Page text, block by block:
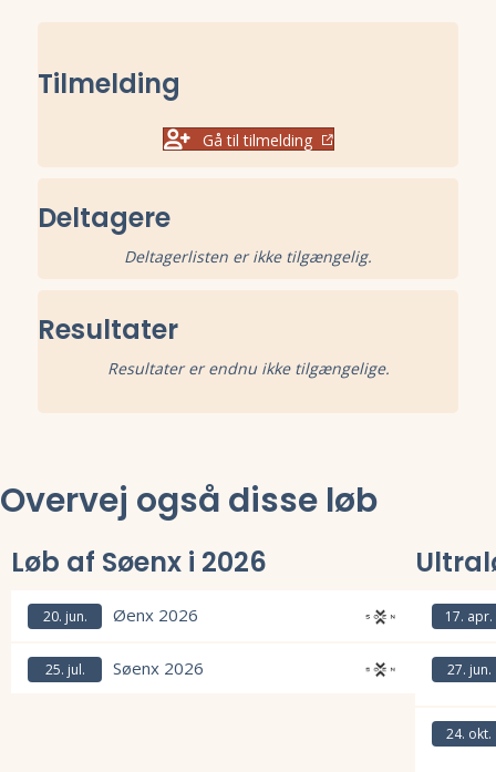
Tilmelding
Gå til tilmelding
Deltagere
Deltagerlisten er ikke tilgængelig.
Resultater
Resultater er endnu ikke tilgængelige.
Overvej også disse løb
Løb af Søenx i 2026
20. jun. Øenx 2026
25. jul. Søenx 2026
17. apr.
27. jun.
24. okt.